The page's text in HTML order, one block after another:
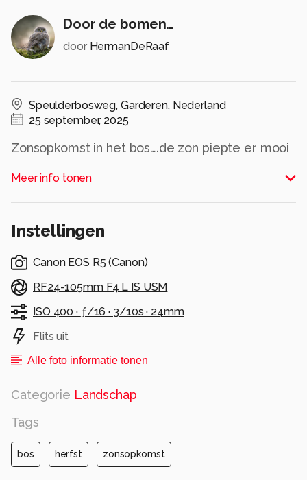
Door de bomen…
door HermanDeRaaf
Speulderbosweg, Garderen, Nederland
25 september, 2025
Zonsopkomst in het bos….de zon piepte er mooi
Meer info tonen
Instellingen
Canon EOS R5 (Canon)
RF24-105mm F4 L IS USM
ISO 400 · ƒ/16 · 3/10s · 24mm
Flits uit
Alle foto informatie tonen
Categorie Landschap
Tags
bos herfst zonsopkomst